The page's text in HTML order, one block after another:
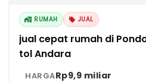
RUMAH JUAL
jual cepat rumah di
tol Andara
HARGARp9,9 miliar